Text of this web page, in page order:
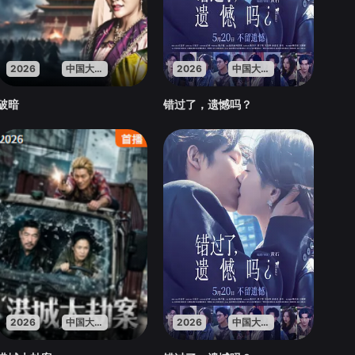
2026 中国大陆
暗
2026 中国大陆
错过了，遗憾吗？
2026 中国大陆 2026 中国大陆